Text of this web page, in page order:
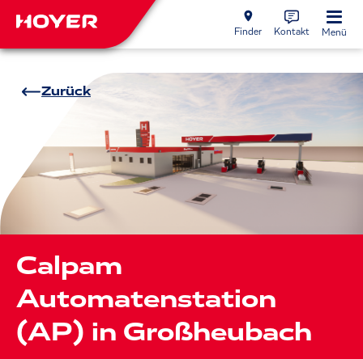
Finder Kontakt Menü
Zurück
Calpam
Automatenstation
(AP) in Großheubach